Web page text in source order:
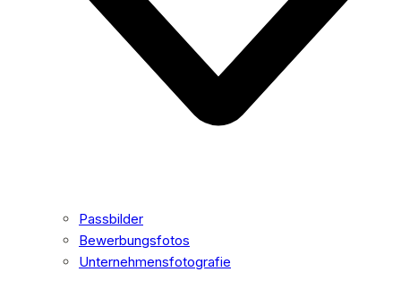
Passbilder
Bewerbungsfotos
Unternehmensfotografie